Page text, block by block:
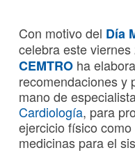
Con motivo del Día
celebra este
CEMTRO ha
recomendaciones y
mano de
Cardiología, para
ejercicio físico
medicinas para el